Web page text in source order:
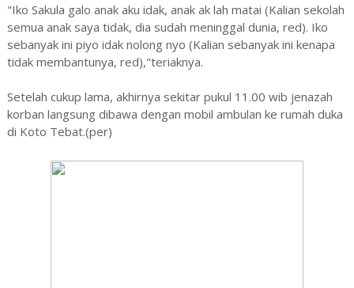
"Iko Sakula galo anak aku idak, anak ak lah matai (Kalian sekolah
semua anak saya tidak, dia sudah meninggal dunia, red). Iko
sebanyak ini piyo idak nolong nyo (Kalian sebanyak ini kenapa
tidak membantunya, red),"teriaknya.
Setelah cukup lama, akhirnya sekitar pukul 11.00 wib jenazah
korban langsung dibawa dengan mobil ambulan ke rumah duka
di Koto Tebat.(per)